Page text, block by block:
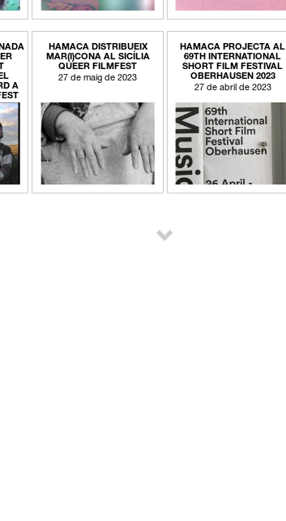
A
HAMACA DISTRIBUEIX
MAR(I)CONA AL SICÍLIA
QUEER FILMFEST
27 de maig de 2023
HAMACA PROJECTA AL
69TH INTERNATIONAL
SHORT FILM FESTIVAL
OBERHAUSEN 2023
27 de abril de 2023